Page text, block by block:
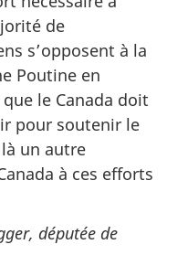
de
s’opposent à la
Poutine en
le Canada doit
pour soutenir le
un autre
à ces efforts
députée de